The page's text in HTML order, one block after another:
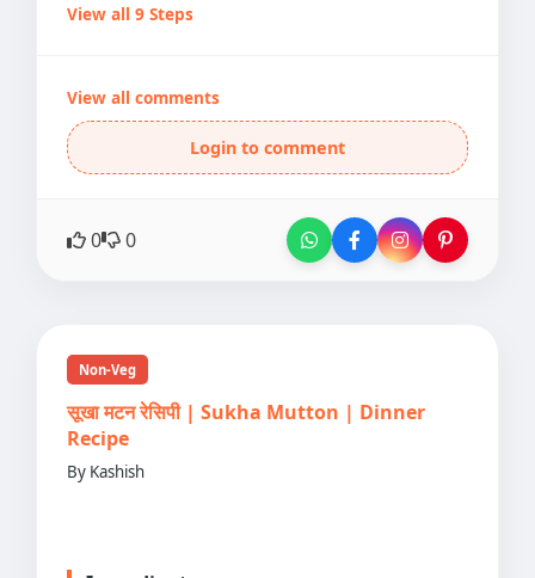
View all 9 Steps
View all comments
Login to comment
0 0
Non-Veg
सूखा मटन रेसिपी | Sukha Mutton | Dinner
Recipe
By Kashish